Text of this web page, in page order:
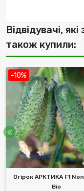
Відвідувачі,
також купили:
-10%
Огірок АРКТИКА F1
Bio